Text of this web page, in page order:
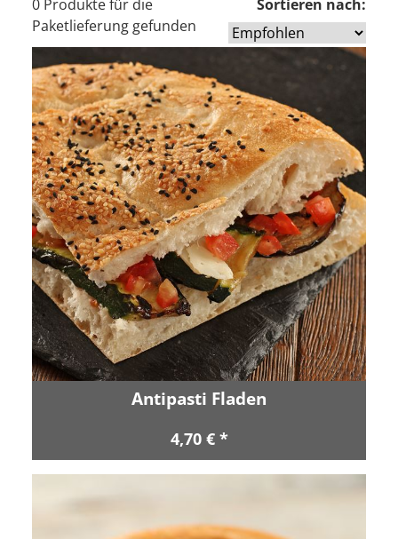
0 Produkte für die
Paketlieferung gefunden
Sortieren nach:
Antipasti Fladen
4,70 € *